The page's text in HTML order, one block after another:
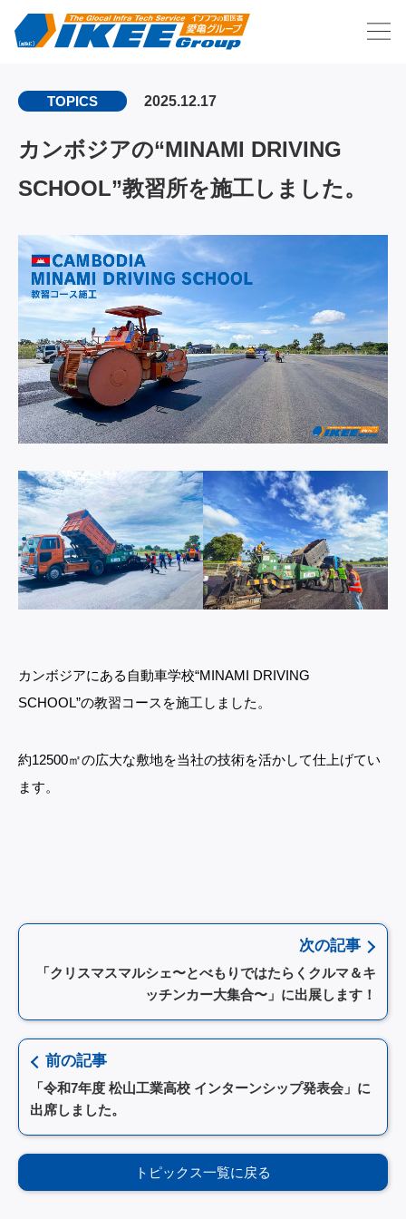
TOPICS 2025.12.17
カンボジアの“MINAMI DRIVING
SCHOOL”教習所を施工しました。
カンボジアにある自動車学校“MINAMI DRIVING
SCHOOL”の教習コースを施工しました。
約12500㎡の広大な敷地を当社の技術を活かして仕上げてい
ます。
次の記事
「クリスマスマルシェ〜とべもりではたらくクルマ＆キ
ッチンカー大集合〜」に出展します！
前の記事
「令和7年度 松山工業高校 インターンシップ発表会」に
出席しました。
トピックス一覧に戻る